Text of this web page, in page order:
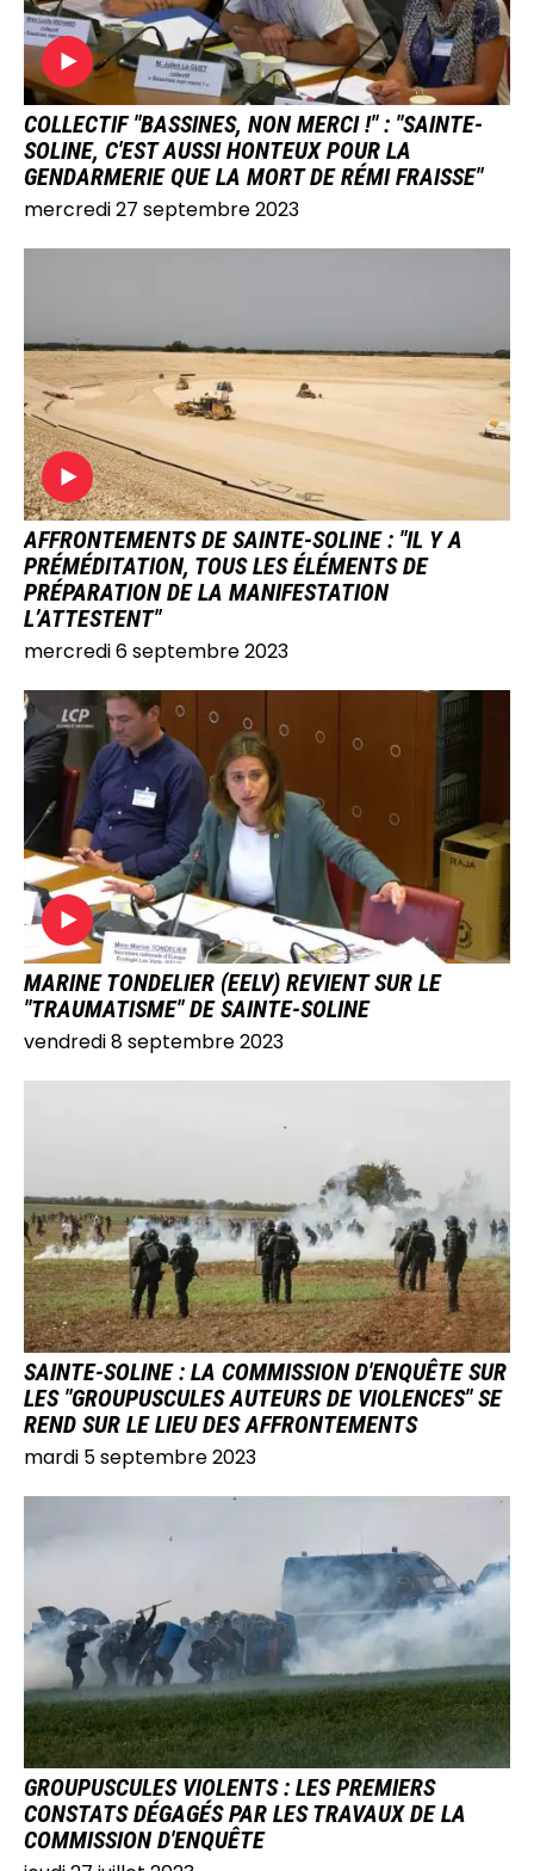
COLLECTIF "BASSINES, NON MERCI !" : "SAINTE-
SOLINE, C'EST AUSSI HONTEUX POUR LA
GENDARMERIE QUE LA MORT DE RÉMI FRAISSE"
mercredi 27 septembre 2023
AFFRONTEMENTS DE SAINTE-SOLINE : "IL Y A
PRÉMÉDITATION, TOUS LES ÉLÉMENTS DE
PRÉPARATION DE LA MANIFESTATION
L’ATTESTENT"
mercredi 6 septembre 2023
IMAGE
MARINE TONDELIER (EELV) REVIENT SUR LE
"TRAUMATISME" DE SAINTE-SOLINE
vendredi 8 septembre 2023
SAINTE-SOLINE : LA COMMISSION D'ENQUÊTE SUR
LES "GROUPUSCULES AUTEURS DE VIOLENCES" SE
REND SUR LE LIEU DES AFFRONTEMENTS
mardi 5 septembre 2023
IMAGE
GROUPUSCULES VIOLENTS : LES PREMIERS
CONSTATS DÉGAGÉS PAR LES TRAVAUX DE LA
COMMISSION D'ENQUÊTE